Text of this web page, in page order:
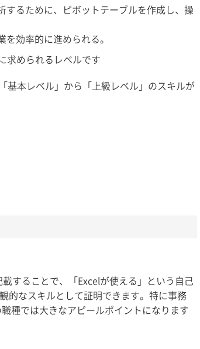
するために、ピボットテーブルを作成し、操
効率的に進められる。
求められるレベルです
基本レベル」から「上級レベル」のスキルが
することで、「Excelが使える」という自己
的なスキルとして証明できます。特に事務
種では大きなアピールポイントになります